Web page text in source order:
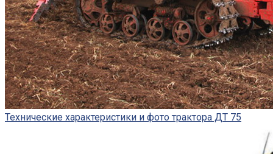
Технические характеристики и фото трактора ДТ 75